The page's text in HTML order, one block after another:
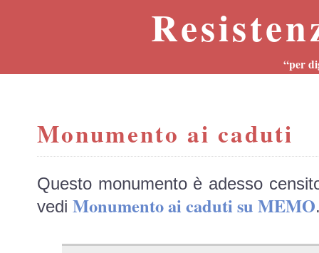
“per
Monumento ai caduti
Questo monumento è adesso
vedi Monumento ai caduti su MEMO